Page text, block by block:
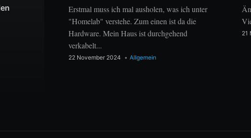
Erstmal muss ich mal ausholen, was ich unter
"Homelab" verstehe. Zum einen ist da die
Hardware. Mein Haus ist durchgehend
verkabelt...
22 November 2024 • Allgemein
21